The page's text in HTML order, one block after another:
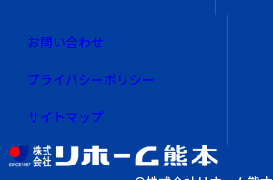
お問い合わせ
プライバシーポリシー
サイトマップ